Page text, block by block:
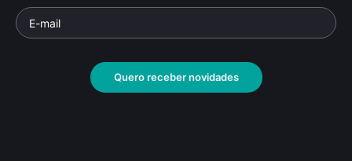
Quero receber novidades